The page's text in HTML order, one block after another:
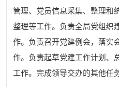
管理、党员信息采集、整理和
整理等工作。负责全局党组织
作。负责召开党建例会，落实
作。负责起草党建工作计划、
工作。完成领导交办的其他任务